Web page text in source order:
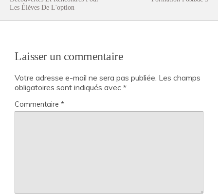
Les Élèves De L'option
Laisser un commentaire
Votre adresse e-mail ne sera pas publiée. Les champs
obligatoires sont indiqués avec *
Commentaire *